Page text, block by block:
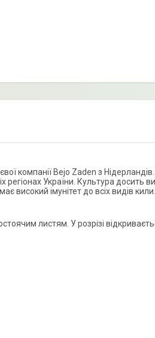
компанії Bejo Zaden з
регіонах України. Культура досить
високий імунітет до всіх видів
листям. У розрізі